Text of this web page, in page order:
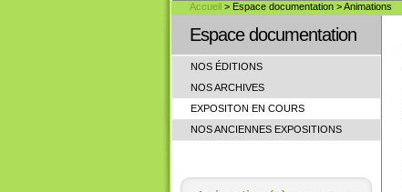
Accueil > Espace documentation > Animations
Espace documentation
NOS ÉDITIONS
NOS ARCHIVES
EXPOSITON EN COURS
NOS ANCIENNES EXPOSITIONS